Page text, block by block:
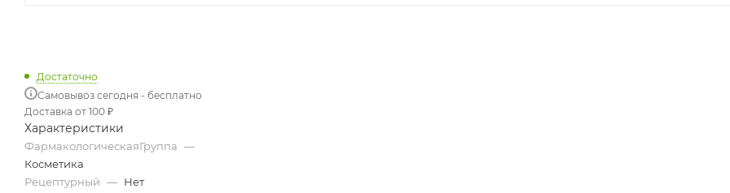
Достаточно
Самовывоз сегодня - бесплатно
Доставка от 100 ₽
Характеристики
ФармакологическаяГруппа —
Косметика
Рецептурный — Нет